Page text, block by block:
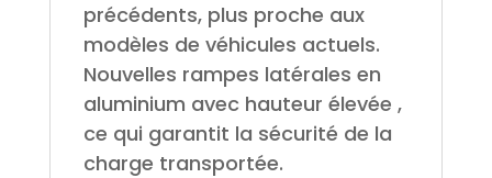
précédents, plus proche aux
modèles de véhicules actuels.
Nouvelles rampes latérales en
aluminium avec hauteur élevée ,
ce qui garantit la sécurité de la
charge transportée.